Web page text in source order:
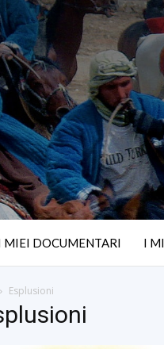
MIEI DOCUMENTARI I
Esplusioni